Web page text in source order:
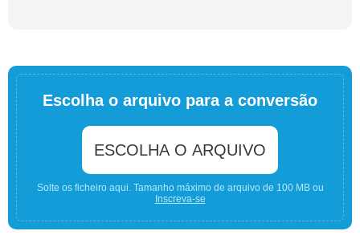
Escolha o arquivo para a conversão
ESCOLHA O ARQUIVO
Solte os ficheiro aqui. Tamanho máximo de arquivo de 100 MB ou
Inscreva-se